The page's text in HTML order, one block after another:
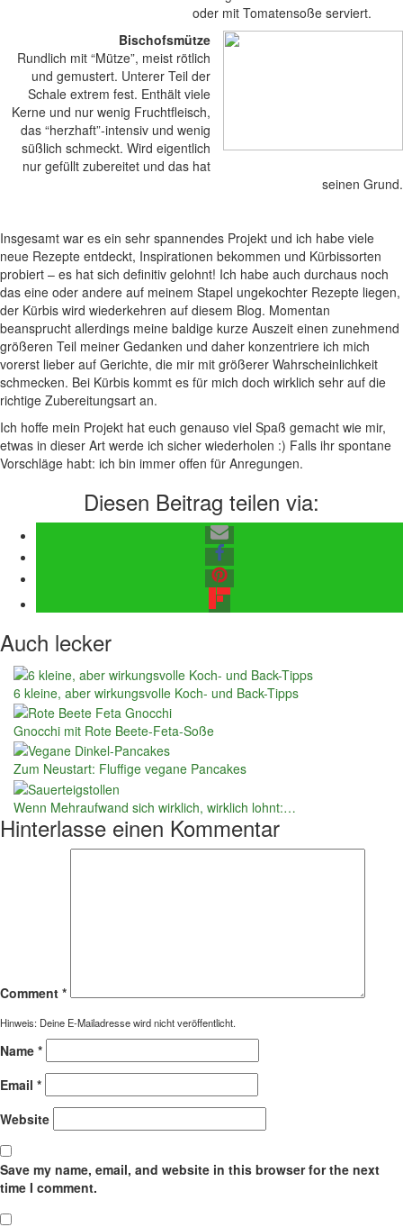
oder mit Tomatensoße serviert.
Bischofsmütze
Rundlich mit “Mütze”, meist rötlich
und gemustert. Unterer Teil der
Schale extrem fest. Enthält viele
Kerne und nur wenig Fruchtfleisch,
das “herzhaft”-intensiv und wenig
süßlich schmeckt. Wird eigentlich
nur gefüllt zubereitet und das hat
seinen Grund.
Insgesamt war es ein sehr spannendes Projekt und ich habe viele
neue Rezepte entdeckt, Inspirationen bekommen und Kürbissorten
probiert – es hat sich definitiv gelohnt! Ich habe auch durchaus noch
das eine oder andere auf meinem Stapel ungekochter Rezepte liegen,
der Kürbis wird wiederkehren auf diesem Blog. Momentan
beansprucht allerdings meine baldige kurze Auszeit einen zunehmend
größeren Teil meiner Gedanken und daher konzentriere ich mich
vorerst lieber auf Gerichte, die mir mit größerer Wahrscheinlichkeit
schmecken. Bei Kürbis kommt es für mich doch wirklich sehr auf die
richtige Zubereitungsart an.
Ich hoffe mein Projekt hat euch genauso viel Spaß gemacht wie mir,
etwas in dieser Art werde ich sicher wiederholen :) Falls ihr spontane
Vorschläge habt: ich bin immer offen für Anregungen.
Diesen Beitrag teilen via:
Auch lecker
6 kleine, aber wirkungsvolle Koch- und Back-Tipps
Gnocchi mit Rote Beete-Feta-Soße
Zum Neustart: Fluffige vegane Pancakes
Wenn Mehraufwand sich wirklich, wirklich lohnt:…
Hinterlasse einen Kommentar
Comment *
Hinweis: Deine E-Mailadresse wird nicht veröffentlicht.
Name *
Email *
Website
Save my name, email, and website in this browser for the next
time I comment.